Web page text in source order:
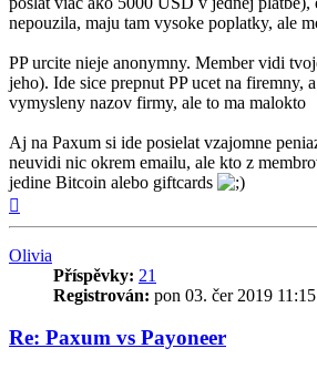
nepouzila, maju tam vysoke poplatky, ale
PP urcite nieje anonymny. Member vidi
jeho). Ide sice prepnut PP ucet na firemny,
vymysleny nazov firmy, ale to ma malokto
Aj na Paxum si ide posielat vzajomne
neuvidi nic okrem emailu, ale kto z
jedine Bitcoin alebo giftcards
Olivia
Příspěvky: 21
Registrován: pon 03. čer 2019
Re: Paxum vs Payoneer